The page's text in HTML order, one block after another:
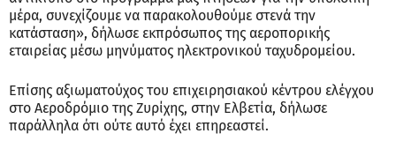
μέρα, συνεχίζουμε να παρακολουθούμε στενά την
κατάσταση», δήλωσε εκπρόσωπος της αεροπορικής
εταιρείας μέσω μηνύματος ηλεκτρονικού ταχυδρομείου.
Επίσης αξιωματούχος του επιχειρησιακού κέντρου ελέγχου
στο Αεροδρόμιο της Ζυρίχης, στην Ελβετία, δήλωσε
παράλληλα ότι ούτε αυτό έχει επηρεαστεί.